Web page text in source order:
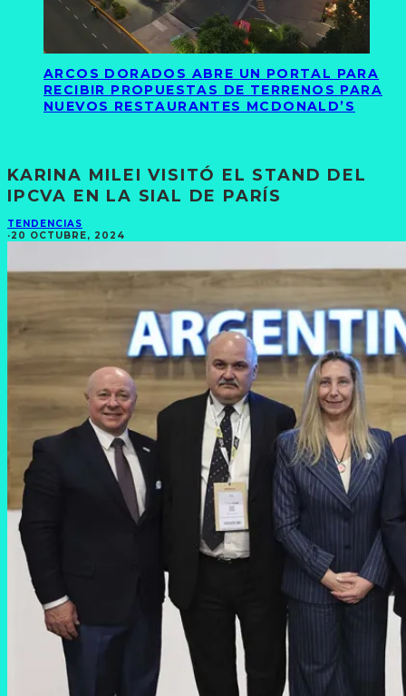
ARCOS DORADOS ABRE UN PORTAL PARA
RECIBIR PROPUESTAS DE TERRENOS PARA
NUEVOS RESTAURANTES MCDONALD’S
KARINA MILEI VISITÓ EL STAND DEL
IPCVA EN LA SIAL DE PARÍS
TENDENCIAS
·20 OCTUBRE, 2024